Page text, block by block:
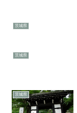
茨城県
茨城県
茨城県